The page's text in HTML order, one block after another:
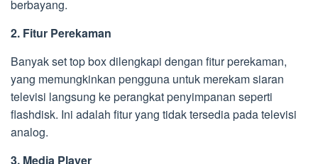
berbayang.
2. Fitur Perekaman
Banyak set top box dilengkapi dengan fitur perekaman,
yang memungkinkan pengguna untuk merekam siaran
televisi langsung ke perangkat penyimpanan seperti
flashdisk. Ini adalah fitur yang tidak tersedia pada televisi
analog.
3. Media Player